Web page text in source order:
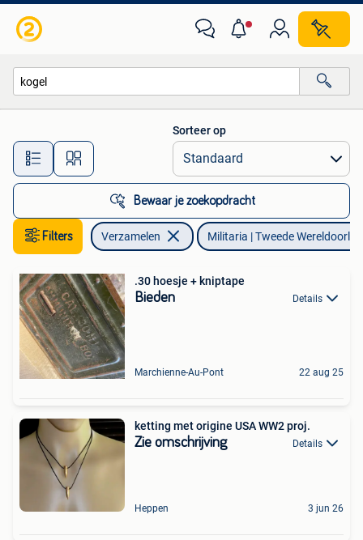
Alle afstanden…
Sorteer op
Bewaar je zoekopdracht
Filters Verzamelen Militaria | Tweede Wereldoorlog
.30 hoesje + kniptape
Bieden Details
Marchienne-Au-Pont 22 aug 25
ketting met origine USA WW2 proj.
Zie omschrijving Details
Heppen 3 jun 26